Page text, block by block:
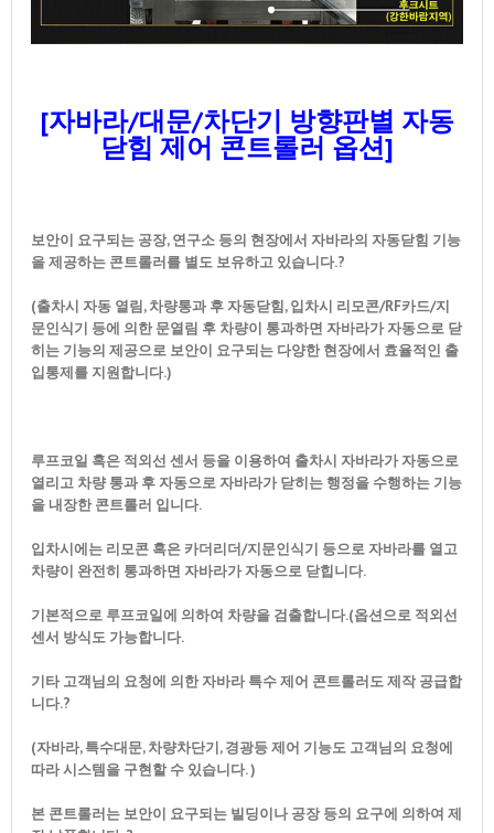
[자바라/대문/차단기 방향판별 자동
닫힘 제어 콘트롤러 옵션]
보안이 요구되는 공장, 연구소 등의 현장에서 자바라의 자동닫힘 기능
을 제공하는 콘트롤러를 별도 보유하고 있습니다.?
(출차시 자동 열림, 차량통과 후 자동닫힘, 입차시 리모콘/RF카드/지
문인식기 등에 의한 문열림 후 차량이 통과하면 자바라가 자동으로 닫
히는 기능의 제공으로 보안이 요구되는 다양한 현장에서 효율적인 출
입통제를 지원합니다.)
루프코일 혹은 적외선 센서 등을 이용하여 출차시 자바라가 자동으로
열리고 차량 통과 후 자동으로 자바라가 닫히는 행정을 수행하는 기능
을 내장한 콘트롤러 입니다.
입차시에는 리모콘 혹은 카더리더/지문인식기 등으로 자바라를 열고
차량이 완전히 통과하면 자바라가 자동으로 닫힙니다.
기본적으로 루프코일에 의하여 차량을 검출합니다.(옵션으로 적외선
센서 방식도 가능합니다.
기타 고객님의 요청에 의한 자바라 특수 제어 콘트롤러도 제작 공급합
니다.?
(자바라, 특수대문, 차량차단기, 경광등 제어 기능도 고객님의 요청에
따라 시스템을 구현할 수 있습니다. )
본 콘트롤러는 보안이 요구되는 빌딩이나 공장 등의 요구에 의하여 제